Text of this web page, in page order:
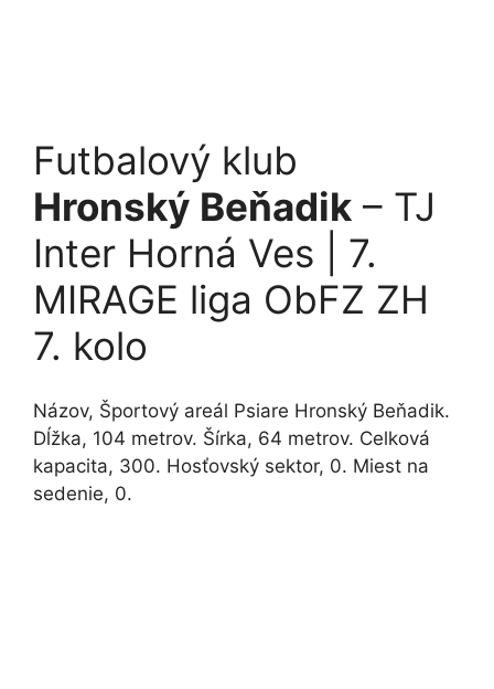
Futbalový klub
Hronský Beňadik – TJ
Inter Horná Ves | 7.
MIRAGE liga ObFZ ZH
7. kolo
Názov, Športový areál Psiare Hronský Beňadik.
Dĺžka, 104 metrov. Šírka, 64 metrov. Celková
kapacita, 300. Hosťovský sektor, 0. Miest na
sedenie, 0.